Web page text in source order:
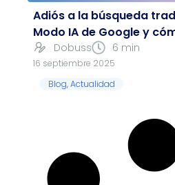
Adiós a la búsqueda
Modo IA de Google y
Dobuss 6 min
16 septiembre 2025
Blog,Actualidad